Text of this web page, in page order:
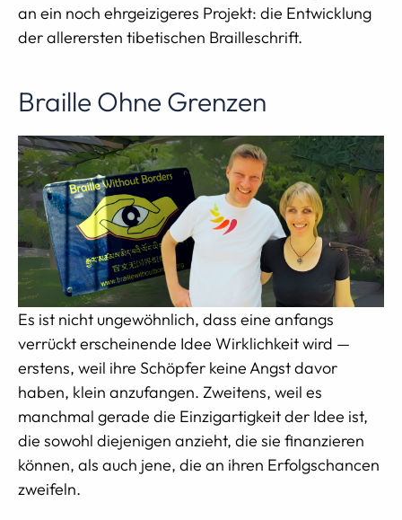
an ein noch ehrgeizigeres Projekt: die Entwicklung
der allerersten tibetischen Brailleschrift.
Braille Ohne Grenzen
Es ist nicht ungewöhnlich, dass eine anfangs
verrückt erscheinende Idee Wirklichkeit wird —
erstens, weil ihre Schöpfer keine Angst davor
haben, klein anzufangen. Zweitens, weil es
manchmal gerade die Einzigartigkeit der Idee ist,
die sowohl diejenigen anzieht, die sie finanzieren
können, als auch jene, die an ihren Erfolgschancen
zweifeln.